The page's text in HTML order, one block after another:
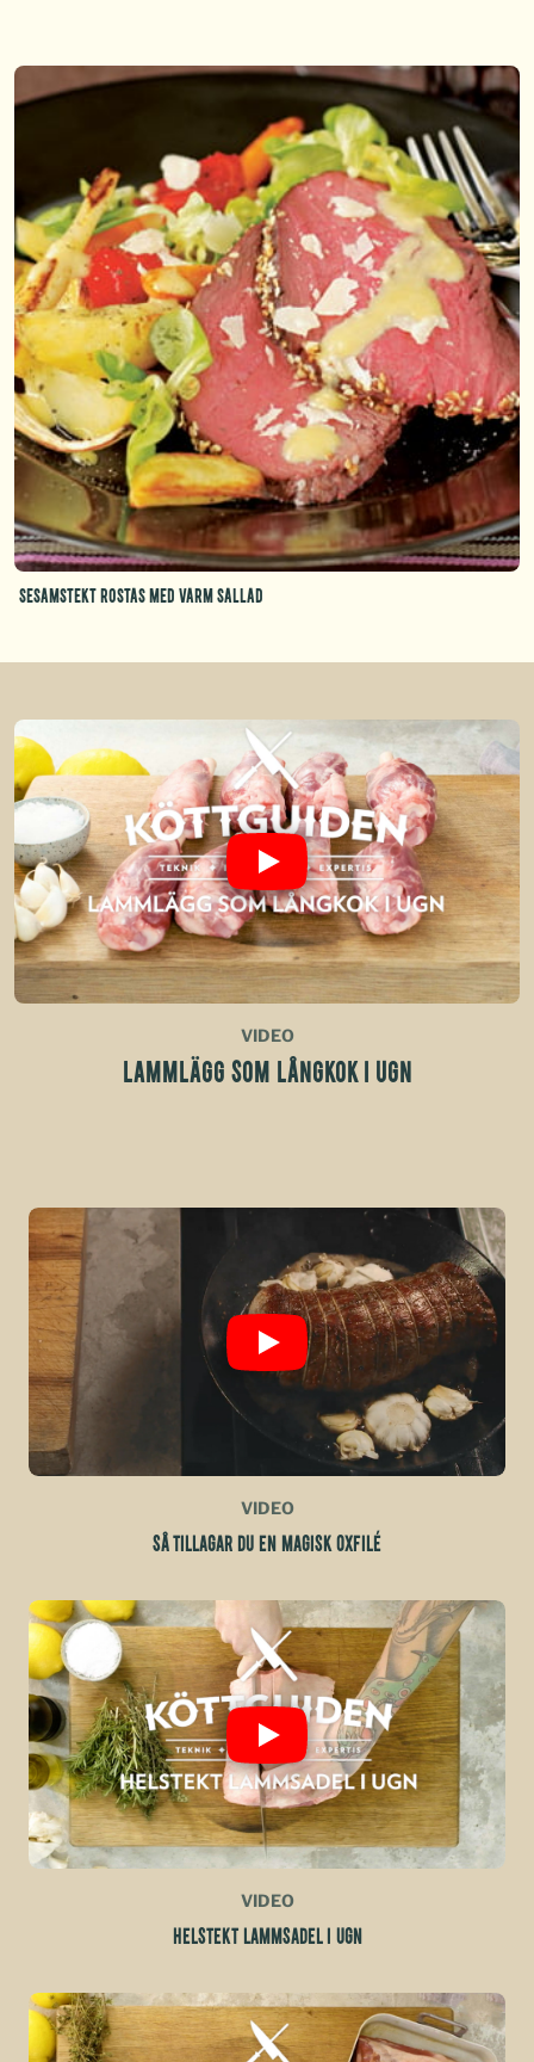
Sesamstekt rostas med varm sallad
VIDEO
LAMMLÄGG SOM LÅNGKOK I UGN
VIDEO
SÅ TILLAGAR DU EN MAGISK OXFILÉ
VIDEO
HELSTEKT LAMMSADEL I UGN